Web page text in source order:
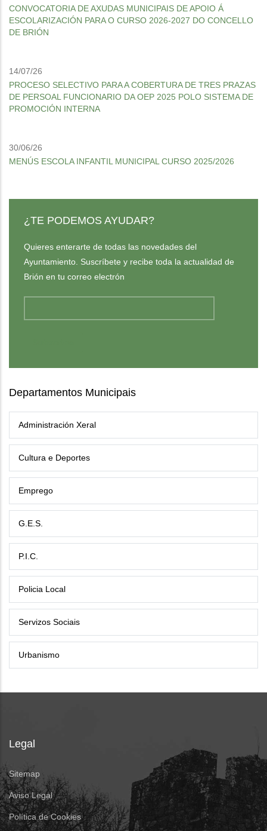
CONVOCATORIA DE AXUDAS MUNICIPAIS DE APOIO Á
ESCOLARIZACIÓN PARA O CURSO 2026-2027 DO CONCELLO
DE BRIÓN
14/07/26
PROCESO SELECTIVO PARA A COBERTURA DE TRES PRAZAS
DE PERSOAL FUNCIONARIO DA OEP 2025 POLO SISTEMA DE
PROMOCIÓN INTERNA
30/06/26
MENÚS ESCOLA INFANTIL MUNICIPAL CURSO 2025/2026
¿TE PODEMOS AYUDAR?
Quieres enterarte de todas las novedades del
Ayuntamiento. Suscríbete y recibe toda la actualidad de
Brión en tu correo electrón
Departamentos Municipais
Administración Xeral
Cultura e Deportes
Emprego
G.E.S.
P.I.C.
Policia Local
Servizos Sociais
Urbanismo
Legal
Sitemap
Aviso Legal
Política de Cookies